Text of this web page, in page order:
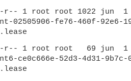
r-- 1 root root 1022 jun 1
02505906-fe76-460f-92e6-
r-- 1 root root 69 jun 1
ce0c666e-52d3-4d31-9b7c-